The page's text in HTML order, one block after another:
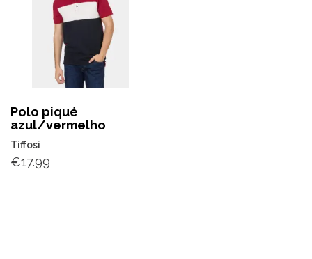
Polo piqué
azul/vermelho
Tiffosi
€17.99